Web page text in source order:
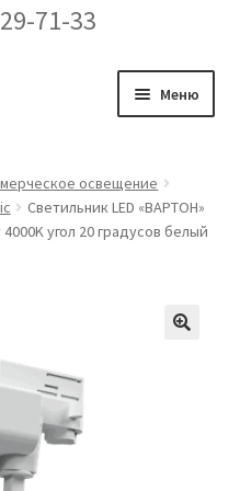
71-33
Меню
освещение
Cветильник LED «ВАРТОН»
угол 20 градусов белый